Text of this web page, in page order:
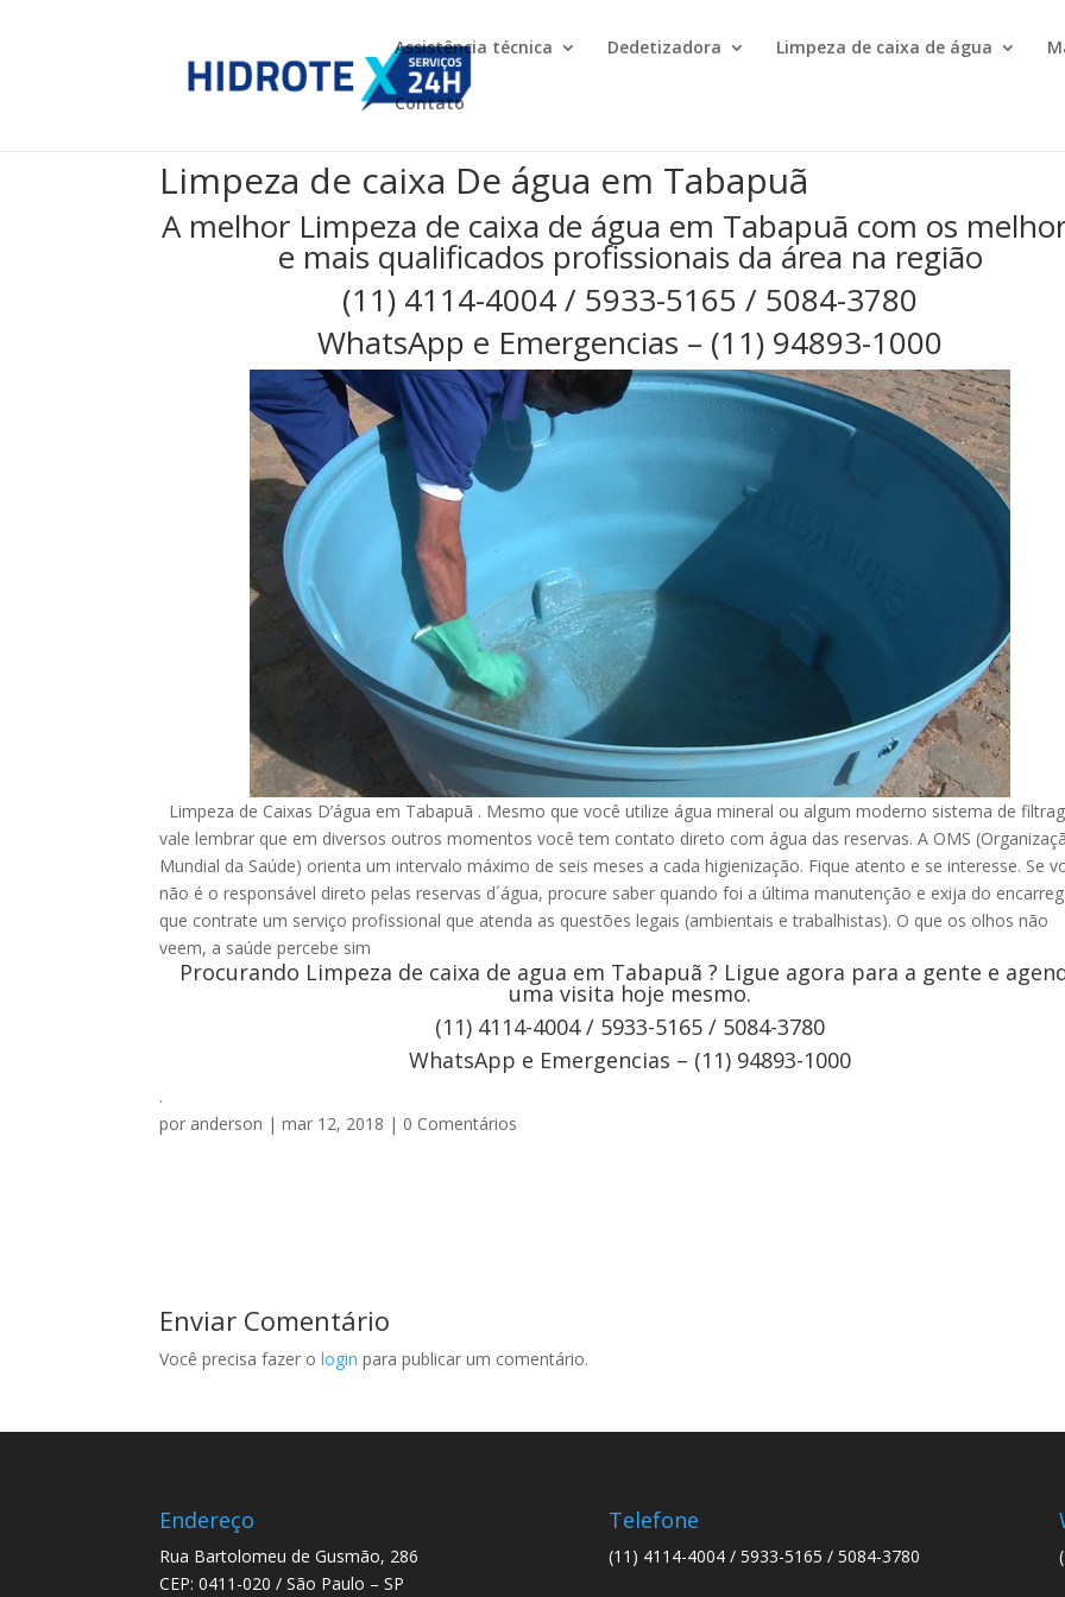
Assistência técnica Dedetizadora Limpeza de caixa de água
Contato
Limpeza de caixa De água em Tabapuã
A melhor Limpeza de caixa de água em Tabapuã com os
e mais qualificados profissionais da área na região
(11) 4114-4004 / 5933-5165 / 5084-3780
WhatsApp e Emergencias – (11) 94893-1000
Limpeza de Caixas D’água em Tabapuã . Mesmo que você utilize água mineral ou algum moderno sistema de
vale lembrar que em diversos outros momentos você tem contato direto com água das reservas. A OMS
Mundial da Saúde) orienta um intervalo máximo de seis meses a cada higienização. Fique atento e se interesse. Se
não é o responsável direto pelas reservas d´água, procure saber quando foi a última manutenção e exija do
que contrate um serviço profissional que atenda as questões legais (ambientais e trabalhistas). O que os olhos não
veem, a saúde percebe sim
Procurando Limpeza de caixa de agua em Tabapuã ? Ligue agora para a gente e
uma visita hoje mesmo.
(11) 4114-4004 / 5933-5165 / 5084-3780
WhatsApp e Emergencias – (11) 94893-1000
.
por anderson |mar 12, 2018 | 0 Comentários
Enviar Comentário
Você precisa fazer ologin para publicar um comentário.
Endereço
Rua Bartolomeu de Gusmão, 286
CEP: 0411-020 / São Paulo – SP
Telefone
(11) 4114-4004 / 5933-5165 / 5084-3780